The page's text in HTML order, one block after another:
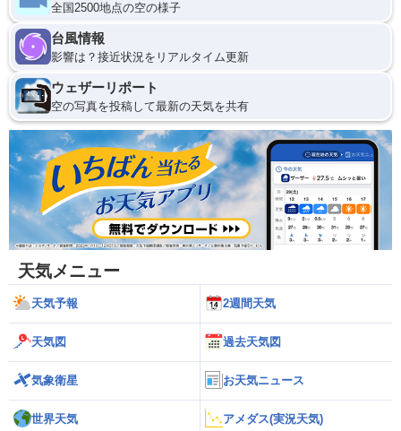
全国2500地点の空の様子
台風情報
影響は？接近状況をリアルタイム更新
ウェザーリポート
空の写真を投稿して最新の天気を共有
天気メニュー
天気予報 2週間天気
天気図 過去天気図
気象衛星 お天気ニュース
世界天気 アメダス(実況天気)